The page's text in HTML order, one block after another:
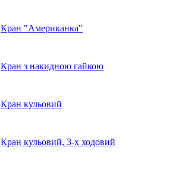
Кран "Американка"
Кран з накидною гайкою
Кран кульовий
Кран кульовий, 3-х ходовий